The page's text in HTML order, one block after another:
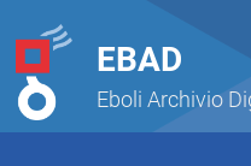
EBAD
Eboli Archivio